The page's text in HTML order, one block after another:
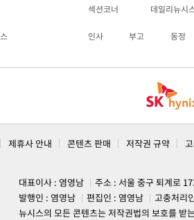
섹션코너 데일리뉴시
인사 부고 동정
제휴사 안내 콘텐츠 판매 저작권 규약
대표이사 : 염영남
주소 : 서울 중구 퇴계로
발행인 : 염영남
편집인 : 염영남
고충처리
뉴시스의 모든 콘텐츠는 저작권법의 보호를